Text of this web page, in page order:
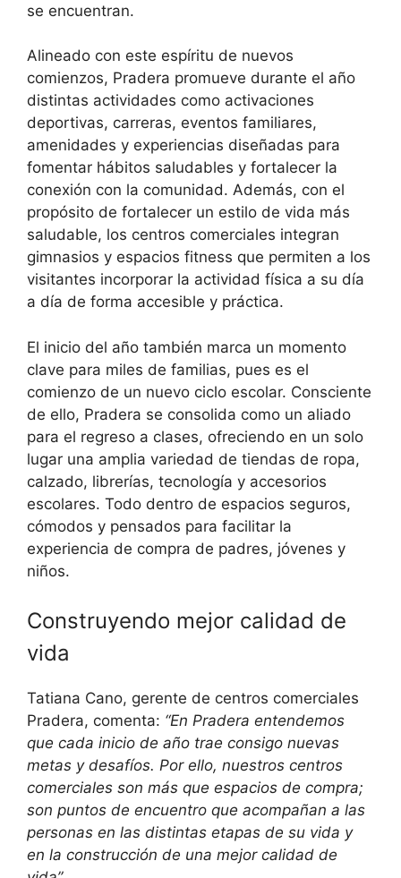
se encuentran.
Alineado con este espíritu de nuevos
comienzos, Pradera promueve durante el año
distintas actividades como activaciones
deportivas, carreras, eventos familiares,
amenidades y experiencias diseñadas para
fomentar hábitos saludables y fortalecer la
conexión con la comunidad. Además, con el
propósito de fortalecer un estilo de vida más
saludable, los centros comerciales integran
gimnasios y espacios fitness que permiten a los
visitantes incorporar la actividad física a su día
a día de forma accesible y práctica.
El inicio del año también marca un momento
clave para miles de familias, pues es el
comienzo de un nuevo ciclo escolar. Consciente
de ello, Pradera se consolida como un aliado
para el regreso a clases, ofreciendo en un solo
lugar una amplia variedad de tiendas de ropa,
calzado, librerías, tecnología y accesorios
escolares. Todo dentro de espacios seguros,
cómodos y pensados para facilitar la
experiencia de compra de padres, jóvenes y
niños.
Construyendo mejor calidad de
vida
Tatiana Cano, gerente de centros comerciales
Pradera, comenta: “En Pradera entendemos
que cada inicio de año trae consigo nuevas
metas y desafíos. Por ello, nuestros centros
comerciales son más que espacios de compra;
son puntos de encuentro que acompañan a las
personas en las distintas etapas de su vida y
en la construcción de una mejor calidad de